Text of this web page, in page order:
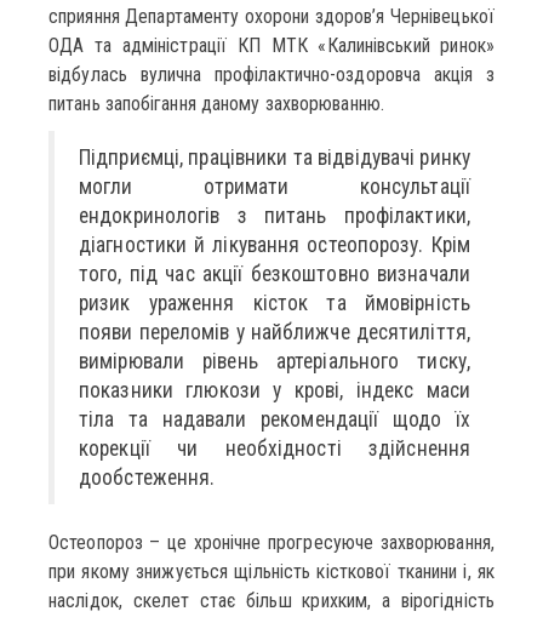
сприяння Департаменту охорони здоров’я Чернівецької
ОДА та адміністрації КП МТК «Калинівський ринок»
відбулась вулична профілактично-оздоровча акція з
питань запобігання даному захворюванню.
Підприємці, працівники та відвідувачі ринку
могли отримати консультації
ендокринологів з питань профілактики,
діагностики й лікування остеопорозу. Крім
того, під час акції безкоштовно визначали
ризик ураження кісток та ймовірність
появи переломів у найближче десятиліття,
вимірювали рівень артеріального тиску,
показники глюкози у крові, індекс маси
тіла та надавали рекомендації щодо їх
корекції чи необхідності здійснення
дообстеження.
Остеопороз – це хронічне прогресуюче захворювання,
при якому знижується щільність кісткової тканини і, як
наслідок, скелет стає більш крихким, а вірогідність